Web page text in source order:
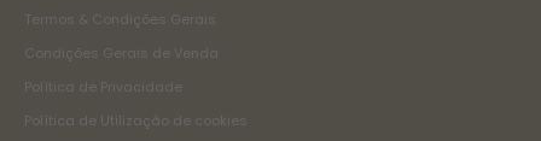
Termos & Condições Gerais
Condições Gerais de Venda
Política de Privacidade
Política de Utilização de cookies